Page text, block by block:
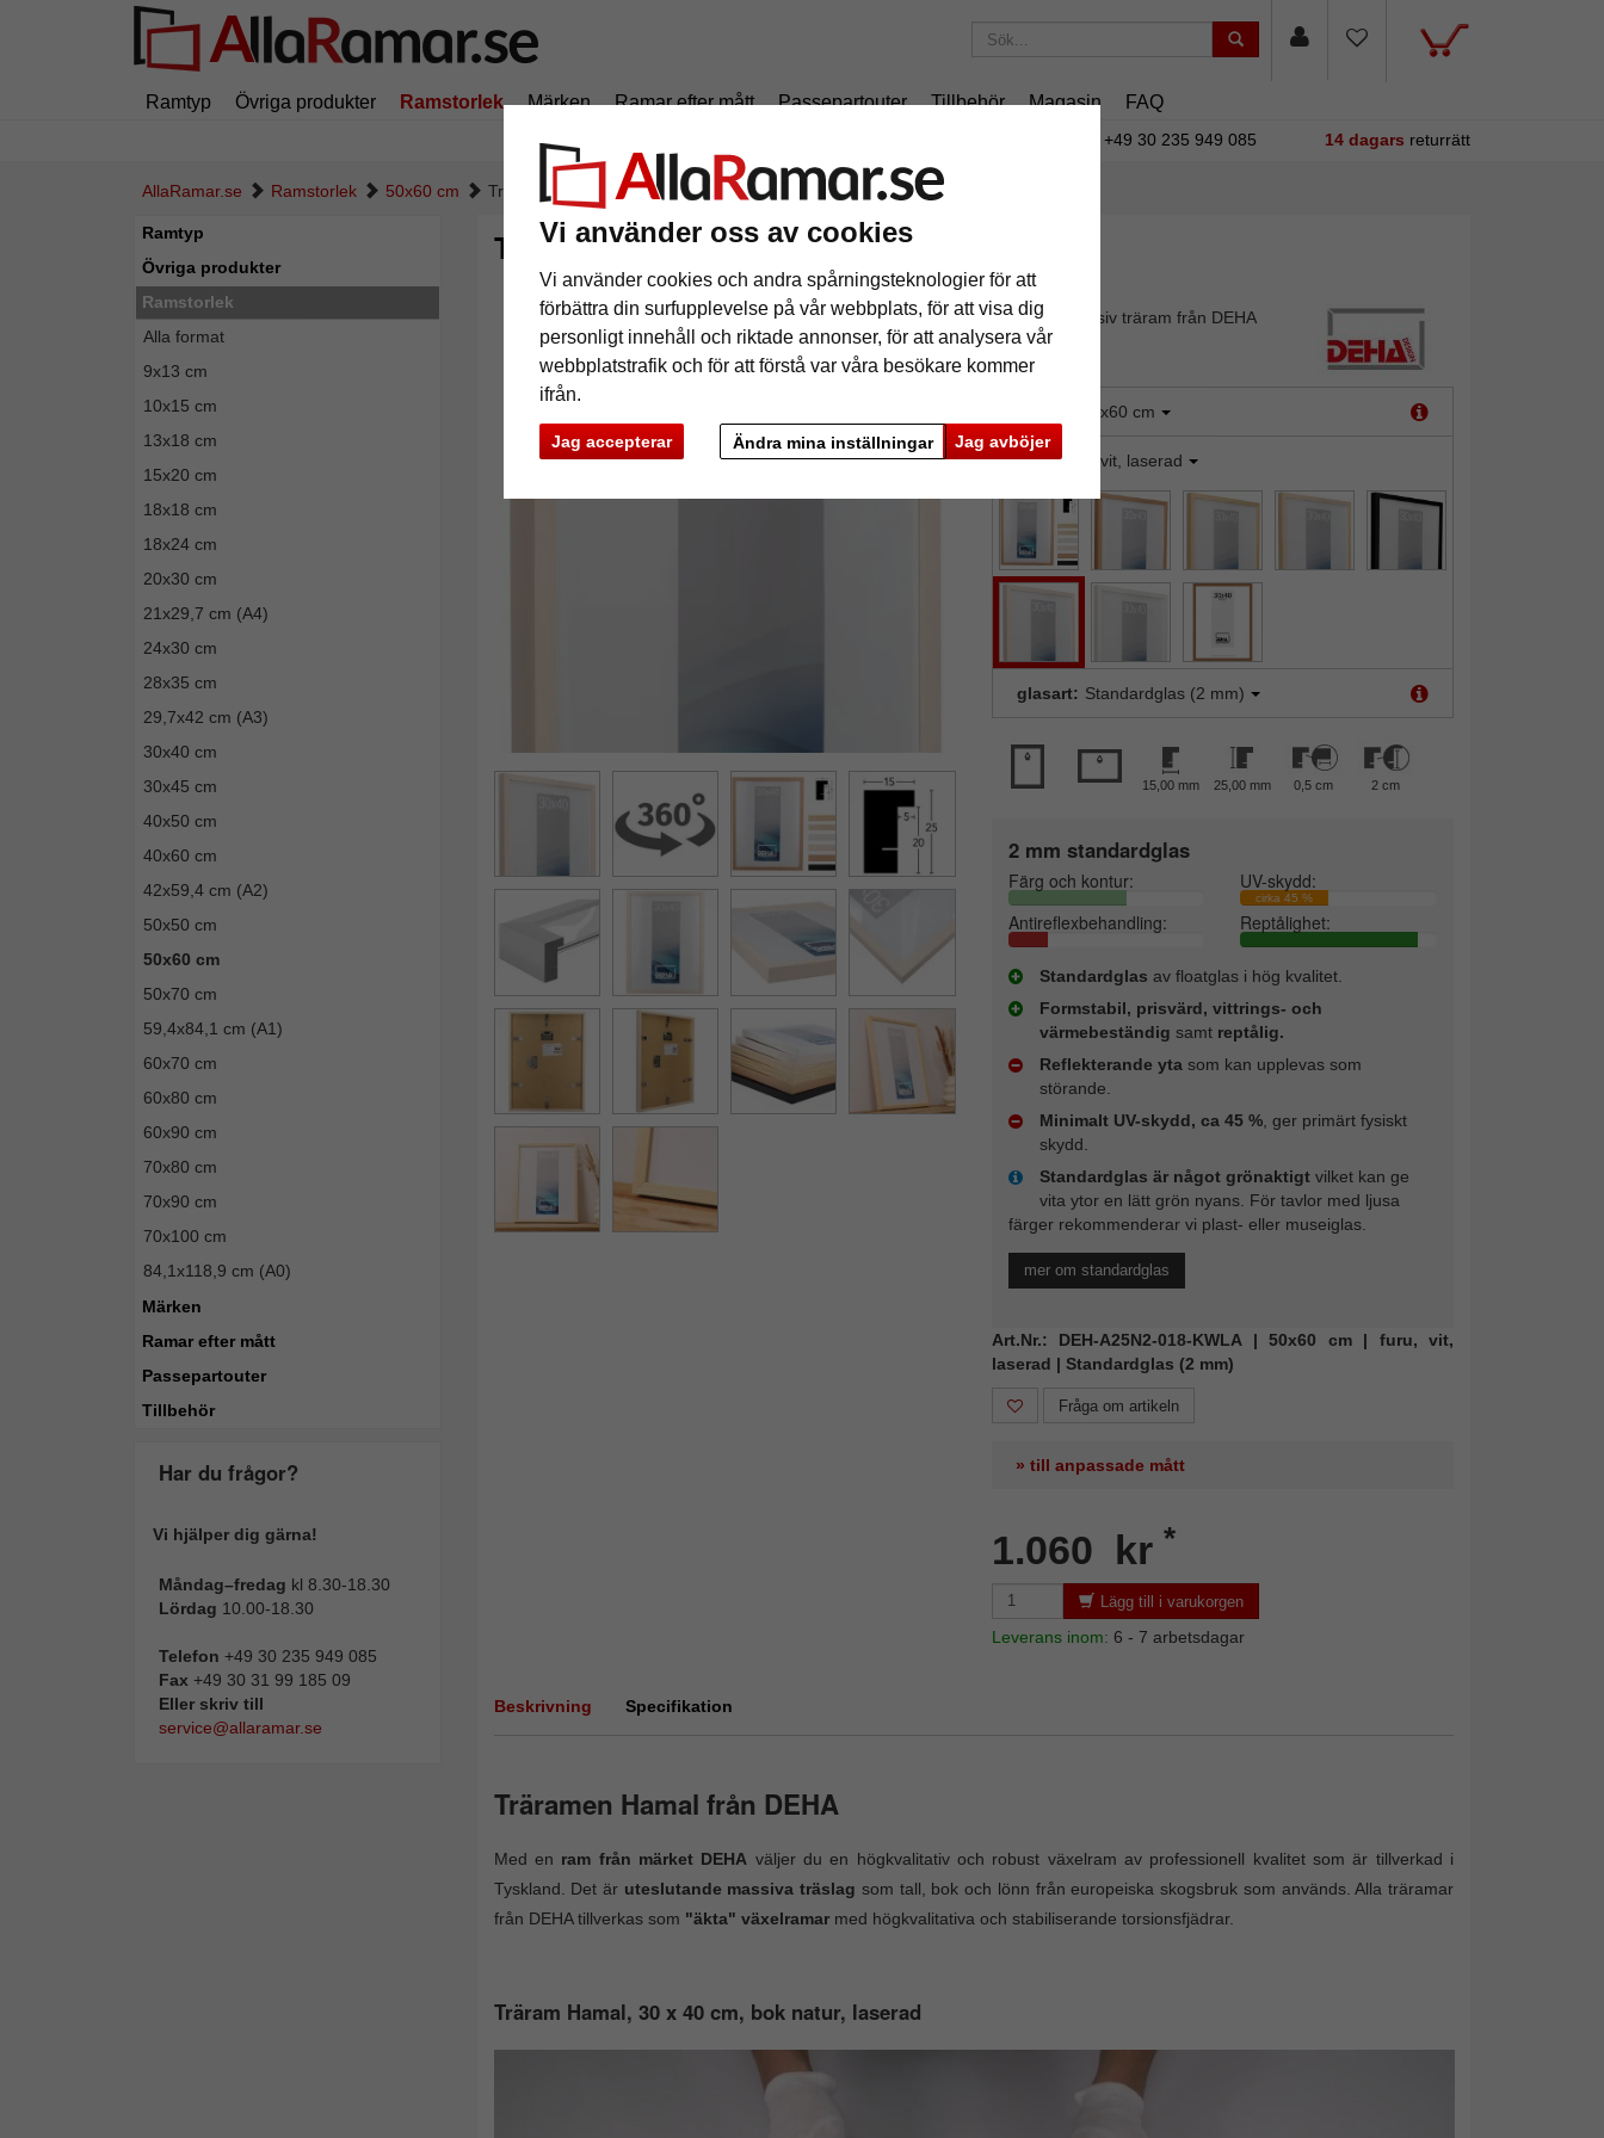
Vi använder oss av cookies
Vi använder cookies och andra spårningsteknologier för att
förbättra din surfupplevelse på vår webbplats, för att visa dig
personligt innehåll och riktade annonser, för att analysera vår
webbplatstrafik och för att förstå var våra besökare kommer
ifrån.
Jag accepterar Jag avböjer
Ändra mina inställningar
Ramtyp Övriga produkter Ramstorlek Märken Ramar efter mått Passepartouter Tillbehör Magasin FAQ
+49 30 235 949 085 14 dagars returrätt
AllaRamar.se Ramstorlek 50x60 cm Träram Hamal
Ramtyp
Övriga produkter
Ramstorlek
Alla format
9x13 cm
10x15 cm
13x18 cm
15x20 cm
18x18 cm
18x24 cm
20x30 cm
21x29,7 cm (A4)
24x30 cm
28x35 cm
29,7x42 cm (A3)
30x40 cm
30x45 cm
40x50 cm
40x60 cm
42x59,4 cm (A2)
50x50 cm
50x60 cm
50x70 cm
59,4x84,1 cm (A1)
60x70 cm
60x80 cm
60x90 cm
70x80 cm
70x90 cm
70x100 cm
84,1x118,9 cm (A0)
Märken
Ramar efter mått
Passepartouter
Tillbehör
Har du frågor?
Vi hjälper dig gärna!
Måndag–fredag kl 8.30-18.30
Lördag 10.00-18.30
Telefon +49 30 235 949 085
Fax +49 30 31 99 185 09
Eller skriv till
service@allaramar.se
Träram Hamal
Premium massiv träram från DEHA
50x60 cm
färg: furu, vit, laserad
glasart: Standardglas (2 mm)
15,00 mm 25,00 mm 0,5 cm 2 cm
2 mm standardglas
Färg och kontur: UV-skydd:
cirka 45 %
Antireflexbehandling: Reptålighet:
Standardglas av floatglas i hög kvalitet.
Formstabil, prisvärd, vittrings- och
värmebeständig samt reptålig.
Reflekterande yta som kan upplevas som
störande.
Minimalt UV-skydd, ca 45 %, ger primärt fysiskt
skydd.
Standardglas är något grönaktigtvilket kan ge
vita ytor en lätt grön nyans. För tavlor med ljusa
färger rekommenderar vi plast- eller museiglas.
mer om standardglas
Art.Nr.: DEH-A25N2-018-KWLA | 50x60 cm | furu, vit,
laserad | Standardglas (2 mm)
Fråga om artikeln
» till anpassade mått
1.060 kr *
Lägg till i varukorgen
Leverans inom: 6 - 7 arbetsdagar
Beskrivning Specifikation
Träramen Hamal från DEHA
Med en ram från märket DEHA väljer du en högkvalitativ och robust växelram av professionell kvalitet som är tillverkad i
Tyskland. Det är uteslutande massiva träslag som tall, bok och lönn från europeiska skogsbruk som används. Alla träramar
från DEHA tillverkas som "äkta" växelramarmed högkvalitativa och stabiliserande torsionsfjädrar.
Träram Hamal, 30 x 40 cm, bok natur, laserad